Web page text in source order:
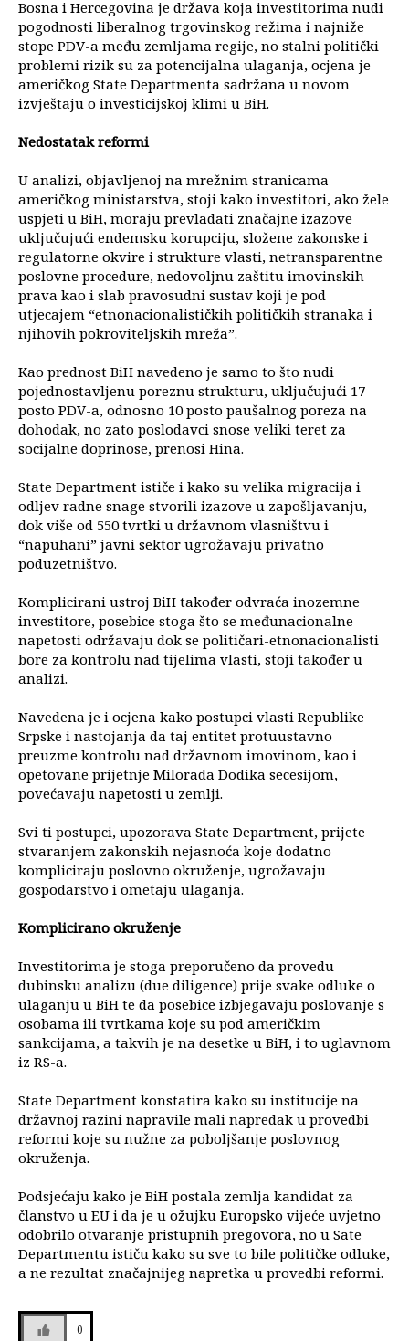
Bosna i Hercegovina je država koja investitorima nudi
pogodnosti liberalnog trgovinskog režima i najniže
stope PDV-a među zemljama regije, no stalni politički
problemi rizik su za potencijalna ulaganja, ocjena je
američkog State Departmenta sadržana u novom
izvještaju o investicijskoj klimi u BiH.
Nedostatak reformi
U analizi, objavljenoj na mrežnim stranicama
američkog ministarstva, stoji kako investitori, ako žele
uspjeti u BiH, moraju prevladati značajne izazove
uključujući endemsku korupciju, složene zakonske i
regulatorne okvire i strukture vlasti, netransparentne
poslovne procedure, nedovoljnu zaštitu imovinskih
prava kao i slab pravosudni sustav koji je pod
utjecajem “etnonacionalističkih političkih stranaka i
njihovih pokroviteljskih mreža”.
Kao prednost BiH navedeno je samo to što nudi
pojednostavljenu poreznu strukturu, uključujući 17
posto PDV-a, odnosno 10 posto paušalnog poreza na
dohodak, no zato poslodavci snose veliki teret za
socijalne doprinose, prenosi Hina.
State Department ističe i kako su velika migracija i
odljev radne snage stvorili izazove u zapošljavanju,
dok više od 550 tvrtki u državnom vlasništvu i
“napuhani” javni sektor ugrožavaju privatno
poduzetništvo.
Komplicirani ustroj BiH također odvraća inozemne
investitore, posebice stoga što se međunacionalne
napetosti održavaju dok se političari-etnonacionalisti
bore za kontrolu nad tijelima vlasti, stoji također u
analizi.
Navedena je i ocjena kako postupci vlasti Republike
Srpske i nastojanja da taj entitet protuustavno
preuzme kontrolu nad državnom imovinom, kao i
opetovane prijetnje Milorada Dodika secesijom,
povećavaju napetosti u zemlji.
Svi ti postupci, upozorava State Department, prijete
stvaranjem zakonskih nejasnoća koje dodatno
kompliciraju poslovno okruženje, ugrožavaju
gospodarstvo i ometaju ulaganja.
Komplicirano okruženje
Investitorima je stoga preporučeno da provedu
dubinsku analizu (due diligence) prije svake odluke o
ulaganju u BiH te da posebice izbjegavaju poslovanje s
osobama ili tvrtkama koje su pod američkim
sankcijama, a takvih je na desetke u BiH, i to uglavnom
iz RS-a.
State Department konstatira kako su institucije na
državnoj razini napravile mali napredak u provedbi
reformi koje su nužne za poboljšanje poslovnog
okruženja.
Podsjećaju kako je BiH postala zemlja kandidat za
članstvo u EU i da je u ožujku Europsko vijeće uvjetno
odobrilo otvaranje pristupnih pregovora, no u Sate
Departmentu ističu kako su sve to bile političke odluke,
a ne rezultat značajnijeg napretka u provedbi reformi.
0